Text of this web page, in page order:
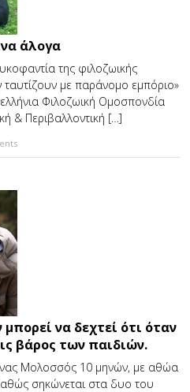
άλογα
της φιλοζωικής
με παράνομο εμπόριο»
Φιλοζωική Ομοσπονδία
& Περιβαλλοντική […]
να δεχτεί ότι όταν
βάρος των παιδιών.
Μολοσσός 10 μηνών, με αθώα
σηκώνεται στα δυο του